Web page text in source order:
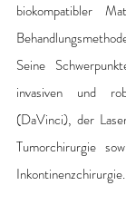
biokompatibler
Seine
invasiven und
(DaVinci), der
Tumorchirurgie
Inkontinenzchirurgie.